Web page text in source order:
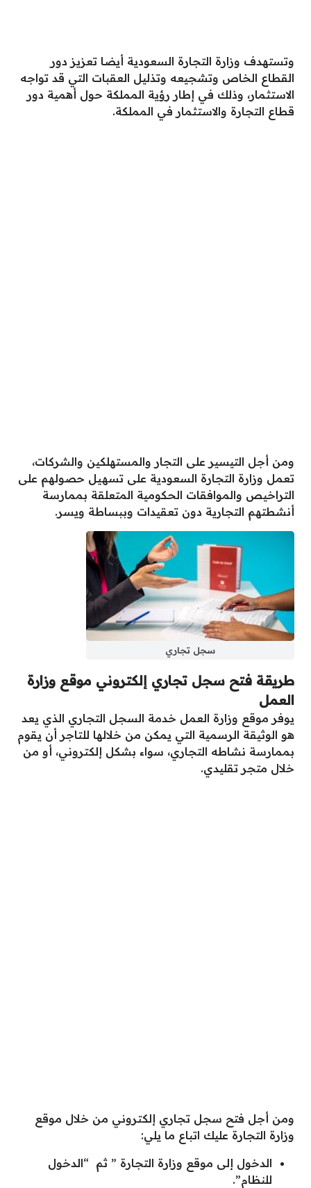
وتستهدف وزارة التجارة السعودية أيضا تعزيز دور
القطاع الخاص وتشجيعه وتذليل العقبات التي قد تواجه
الاستثمار، وذلك في إطار رؤية المملكة حول أهمية دور
قطاع التجارة والاستثمار في المملكة.
ومن أجل التيسير على التجار والمستهلكين والشركات،
تعمل وزارة التجارة السعودية على تسهيل حصولهم على
التراخيص والموافقات الحكومية المتعلقة بممارسة
أنشطتهم التجارية دون تعقيدات وببساطة ويسر.
سجل تجاري
طريقة فتح سجل تجاري إلكتروني موقع وزارة
العمل
يوفر موقع وزارة العمل خدمة السجل التجاري الذي يعد
هو الوثيقة الرسمية التي يمكن من خلالها للتاجر أن يقوم
بممارسة نشاطه التجاري، سواء بشكل إلكتروني، أو من
خلال متجر تقليدي.
ومن أجل فتح سجل تجاري إلكتروني من خلال موقع
وزارة التجارة عليك اتباع ما يلي:
الدخول إلى موقع وزارة التجارة ” ثم “الدخول
للنظام”.